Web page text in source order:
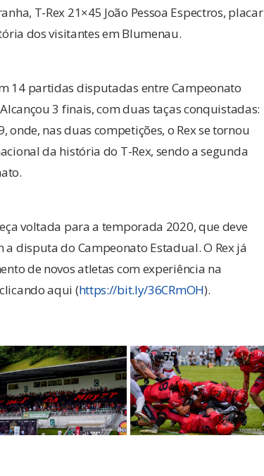
T-Rex 21×45 João Pessoa Espectros, placar
dos visitantes em Blumenau.
14 partidas disputadas entre Campeonato
3 finais, com duas taças conquistadas:
onde, nas duas competições, o Rex se tornou
da história do T-Rex, sendo a segunda
voltada para a temporada 2020, que deve
disputa do Campeonato Estadual. O Rex já
de novos atletas com experiência na
aqui (https://bit.ly/36CRmOH).